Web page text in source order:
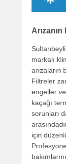
markalı
arızaların
Filtreler
engeller
kaçağı
sorunları
için